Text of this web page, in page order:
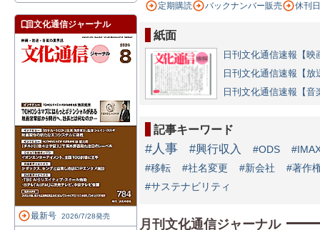
文化通信ジャーナル
最新号 2026/7/28発売
定期購読 バックナンバー販売 休刊
紙面
日刊文化通信速報【
日刊文化通信速報【
日刊文化通信速報【
記事キーワード
#人事 #興行収入 #ODS
#移転
#社名変更 #新会社
#著作
#サステナビリティ
月刊文化通信ジャーナル